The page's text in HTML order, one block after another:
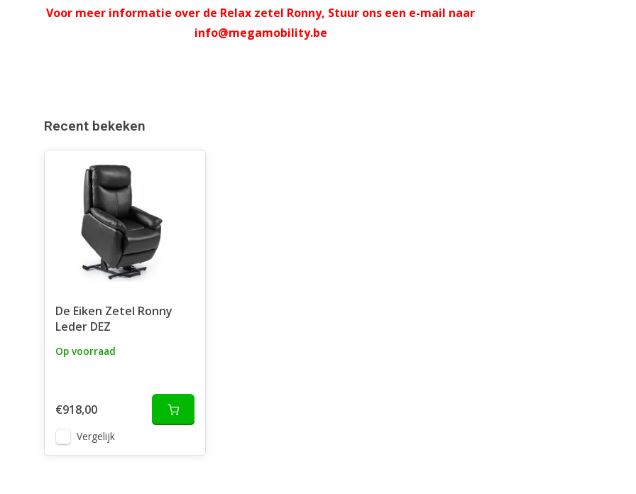
Voor meer informatie over de Relax zetel Ronny, Stuur ons een e-mail naar
info@megamobility.be
Recent bekeken
De Eiken Zetel Ronny
Leder DEZ
Op voorraad
€918,00
Vergelijk